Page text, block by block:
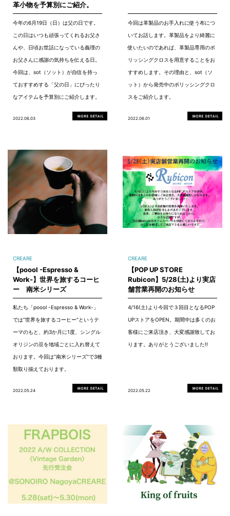
革小物を予算別にご紹介。
今年の6月19日（日）は父の日です。
この日はいつも頑張ってくれるお父さ
んや、日頃お世話になっている義理の
お父さんに感謝の気持ちを伝える日。
今回は、sot（ソット）が自信を持っ
ておすすめする「父の日」にぴったり
なアイテムを予算別にご紹介します。
2022.06.03
今回は革製品のお手入れに使う布につ
いてお話します。革製品をより綺麗に
使いたいのであれば、革製品専用のポ
リッシングクロスを用意することをお
すすめします。その理由と、sot（ソ
ット）から発売中のポリッシングクロ
スをご紹介します。
2022.06.01
CREARE
【poool -Espresso &
Work-】世界を旅するコーヒ
ー 南米シリーズ
私たち「poool -Espresso & Work-」
では”世界を旅するコーヒー”というテ
ーマのもと、約3か月に1度、シングル
オリジンの豆を地域ごとに入れ替えて
おります。今回は”南米シリーズ”で3種
類取り揃えております。
2022.05.24
CREARE
【POP UP STORE
Rubicon】5/28(土)より実店
舗営業再開のお知らせ
4/16(土)より今回で３回目となるPOP
UPストアをOPEN。期間中は多くのお
客様にご来店頂き、大変感謝致してお
ります。ありがとうございました!!
2022.05.22